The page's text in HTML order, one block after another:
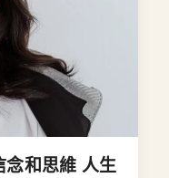
念和思維 人生